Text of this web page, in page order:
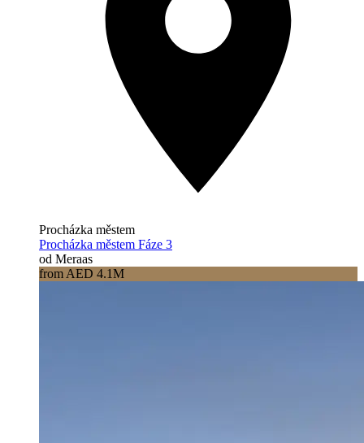
Procházka městem
Procházka městem Fáze 3
od Meraas
from AED 4.1M